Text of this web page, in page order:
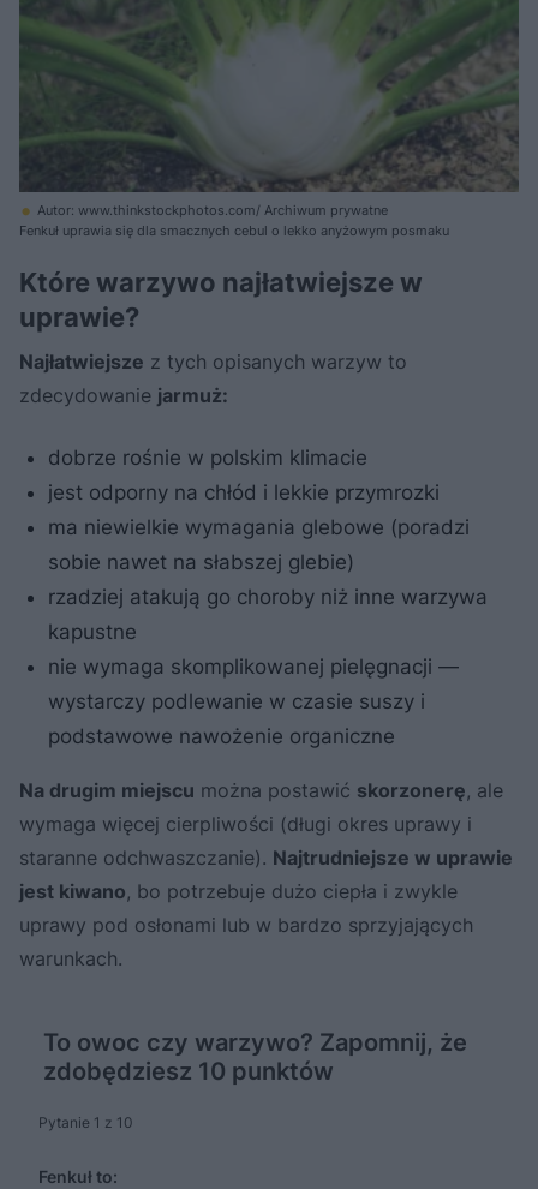
Autor: www.thinkstockphotos.com/ Archiwum prywatne
Fenkuł uprawia się dla smacznych cebul o lekko anyżowym posmaku
Które warzywo najłatwiejsze w
uprawie?
Najłatwiejsze z tych opisanych warzyw to
zdecydowanie jarmuż:
dobrze rośnie w polskim klimacie
jest odporny na chłód i lekkie przymrozki
ma niewielkie wymagania glebowe (poradzi
sobie nawet na słabszej glebie)
rzadziej atakują go choroby niż inne warzywa
kapustne
nie wymaga skomplikowanej pielęgnacji —
wystarczy podlewanie w czasie suszy i
podstawowe nawożenie organiczne
Na drugim miejscu można postawić skorzonerę, ale
wymaga więcej cierpliwości (długi okres uprawy i
staranne odchwaszczanie). Najtrudniejsze w uprawie
jest kiwano, bo potrzebuje dużo ciepła i zwykle
uprawy pod osłonami lub w bardzo sprzyjających
warunkach.
To owoc czy warzywo? Zapomnij, że
zdobędziesz 10 punktów
Pytanie 1 z 10
Fenkuł to: